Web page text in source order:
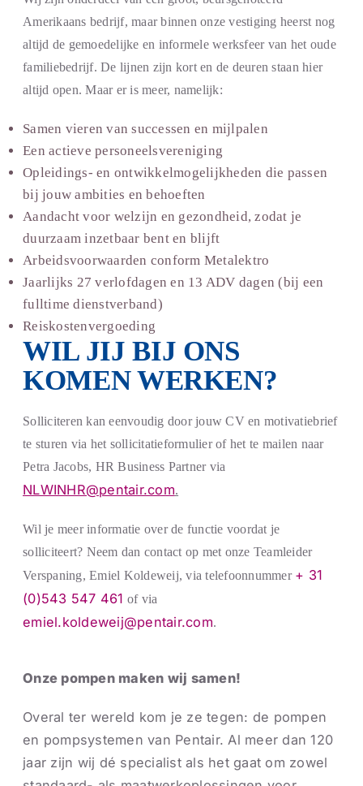
Amerikaans bedrijf, maar binnen onze vestiging heerst nog
altijd de gemoedelijke en informele werksfeer van het oude
familiebedrijf. De lijnen zijn kort en de deuren staan hier
altijd open. Maar er is meer, namelijk:
Samen vieren van successen en mijlpalen
Een actieve personeelsvereniging
Opleidings- en ontwikkelmogelijkheden die passen
bij jouw ambities en behoeften
Aandacht voor welzijn en gezondheid, zodat je
duurzaam inzetbaar bent en blijft
Arbeidsvoorwaarden conform Metalektro
Jaarlijks 27 verlofdagen en 13 ADV dagen (bij een
fulltime dienstverband)
Reiskostenvergoeding
WIL JIJ BIJ ONS
KOMEN WERKEN?
Solliciteren kan eenvoudig door jouw CV en motivatiebrief
te sturen via het sollicitatieformulier of het te mailen naar
Petra Jacobs, HR Business Partner via
NLWINHR@pentair.com.
Wil je meer informatie over de functie voordat je
solliciteert? Neem dan contact op met onze Teamleider
Verspaning, Emiel Koldeweij, via telefoonnummer + 31
(0)543 547 461 of via
emiel.koldeweij@pentair.com.
Onze pompen maken wij samen!
Overal ter wereld kom je ze tegen: de pompen
en pompsystemen van Pentair. Al meer dan 120
jaar zijn wij dé specialist als het gaat om zowel